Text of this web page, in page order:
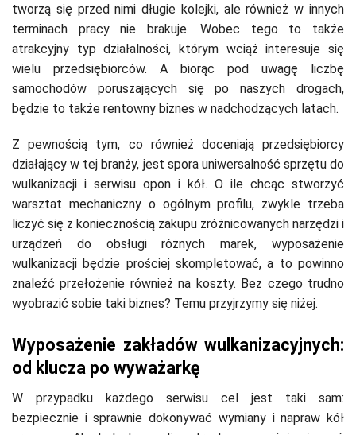
tworzą się przed nimi długie kolejki, ale również w innych
terminach pracy nie brakuje. Wobec tego to także
atrakcyjny typ działalności, którym wciąż interesuje się
wielu przedsiębiorców. A biorąc pod uwagę liczbę
samochodów poruszających się po naszych drogach,
będzie to także rentowny biznes w nadchodzących latach.
Z pewnością tym, co również doceniają przedsiębiorcy
działający w tej branży, jest spora uniwersalność sprzętu do
wulkanizacji i serwisu opon i kół. O ile chcąc stworzyć
warsztat mechaniczny o ogólnym profilu, zwykle trzeba
liczyć się z koniecznością zakupu zróżnicowanych narzędzi i
urządzeń do obsługi różnych marek, wyposażenie
wulkanizacji będzie prościej skompletować, a to powinno
znaleźć przełożenie również na koszty. Bez czego trudno
wyobrazić sobie taki biznes? Temu przyjrzymy się niżej.
Wyposażenie zakładów wulkanizacyjnych:
od klucza po wyważarkę
W przypadku każdego serwisu cel jest taki sam:
bezpiecznie i sprawnie dokonywać wymiany i napraw kół